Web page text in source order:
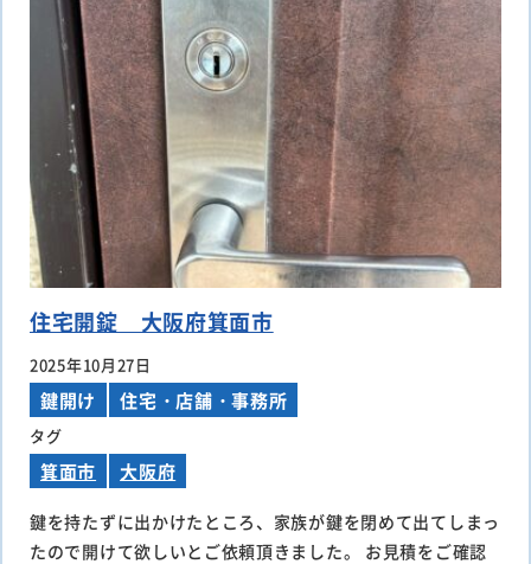
住宅開錠 大阪府箕面市
2025年10月27日
鍵開け 住宅・店舗・事務所
タグ
箕面市 大阪府
鍵を持たずに出かけたところ、家族が鍵を閉めて出てしまっ
たので開けて欲しいとご依頼頂きました。 お見積をご確認